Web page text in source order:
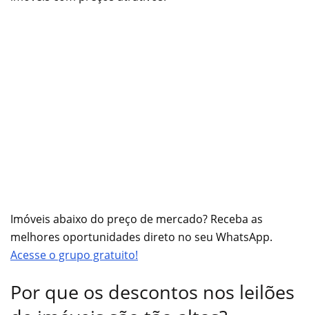
Imóveis abaixo do preço de mercado? Receba as
melhores oportunidades direto no seu WhatsApp.
Acesse o grupo gratuito!
Por que os descontos nos leilões